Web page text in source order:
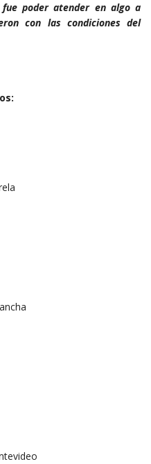
poder atender en algo a
con las condiciones del